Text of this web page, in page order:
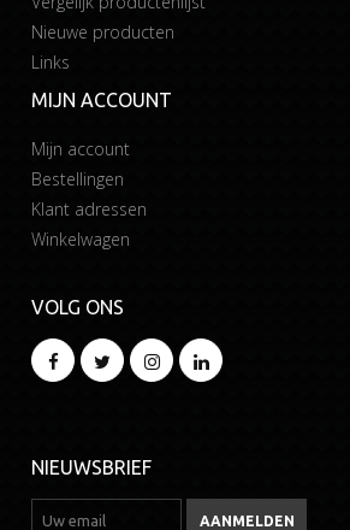
Nieuwe producten
Links
MIJN ACCOUNT
Mijn account
Bestellingen
Klant adressen
Winkelwagen
VOLG ONS
NIEUWSBRIEF